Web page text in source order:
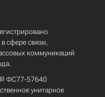
сфере связи,
коммуникаций
№ ФС77-57640
унитарное